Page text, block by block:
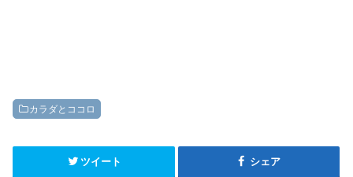
カラダとココロ
ツイート シェア